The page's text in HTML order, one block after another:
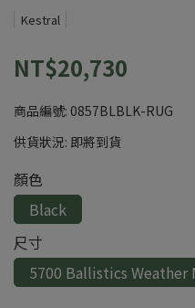
Kestral
NT$20,730
商品編號: 0857BLBLK-RUG
供貨狀況: 即將到貨
顏色
Black
尺寸
5700 Ballistics